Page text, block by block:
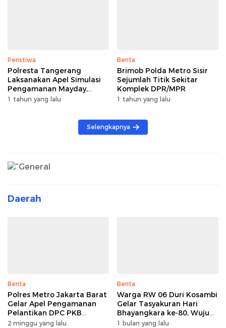
Peristiwa
Polresta Tangerang
Laksanakan Apel Simulasi
Pengamanan Mayday,
Hadapi Unjuk Rasa Hari
1 tahun yang lalu
Berita
Brimob Polda Metro Sisir
Sejumlah Titik Sekitar
Komplek DPR/MPR
1 tahun yang lalu
Selengkapnya
Daerah
Berita
Polres Metro Jakarta Barat
Gelar Apel Pengamanan
Pelantikan DPC PKB
Seluruh Indonesia di
2 minggu yang lalu
Berita
Warga RW 06 Duri Kosambi
Gelar Tasyakuran Hari
Bhayangkara ke-80, Wujud
Apresiasi untuk Polri
1 bulan yang lalu